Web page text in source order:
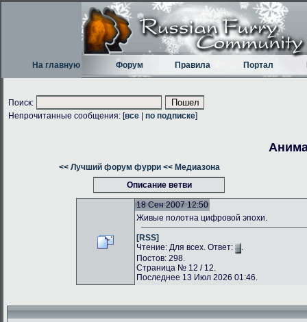
На главную Форум Правила Портал
Поиск:
Непрочитанные сообщения: [все по подписке]
<< Лучший форум фурри << Медиазона
Описание ветви
18 Сен 2007 12:50
Живые полотна цифровой эпохи.
[RSS]
Чтение: Для всех. Ответ:
.
Постов: 298.
Страница № 12 / 12.
Последнее 13 Июл 2026 01:46.